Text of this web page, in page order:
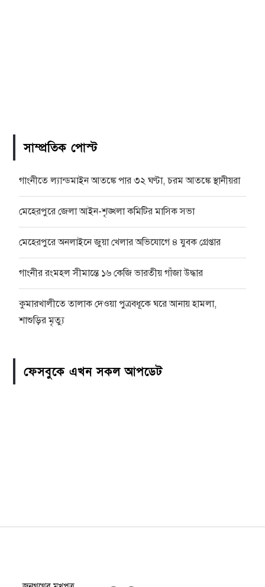
সাম্প্রতিক পোস্ট
গাংনীতে ল্যান্ডমাইন আতঙ্কে পার ৩২ ঘণ্টা, চরম আতঙ্কে স্থানীয়রা
মেহেরপুরে জেলা আইন-শৃঙ্খলা কমিটির মাসিক সভা
মেহেরপুরে অনলাইনে জুয়া খেলার অভিযোগে ৪ যুবক গ্রেপ্তার
গাংনীর রংমহল সীমান্তে ১৬ কেজি ভারতীয় গাঁজা উদ্ধার
কুমারখালীতে তালাক দেওয়া পুত্রবধূকে ঘরে আনায় হামলা,
শাশুড়ির মৃত্যু
ফেসবুকে এখন সকল আপডেট